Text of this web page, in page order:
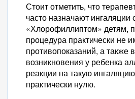
Стоит отметить, что
часто назначают ингаляции
«Хлорофиллиптом» детям,
процедура практически не
противопоказаний, а также
возникновения у ребенка
реакции на такую
практически нулю.